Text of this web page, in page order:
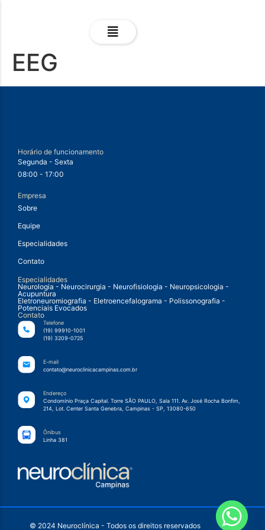
EEG
Horário de funcionamento
Segunda - Sexta
08:00 - 17:00
Empresa
Sobre
Equipe
Especialidades
Contato
Especialidades
Neurologia - Neurocirurgia - Neurofisiologia - Neuropsicologia -
Acupuntura
Eletroneuromiografia - Eletroencefalograma - Polissonografia -
Potenciais Evocados
Contato
Telefone
(19) 99910-1001
(19) 3209-0725
E-mail
contato@neuroclinicacampinas.com.br
Endereço
Condomínio Praça Capital. Torre SÃO PAULO, Sala 111. Av. José Rocha Bonfim,
214, Lot. Center Santa Genebra, Campinas - SP, 13080-650
Ônibus
Linha 381
© 2024 Neuroclínica - Todos os direitos reservados